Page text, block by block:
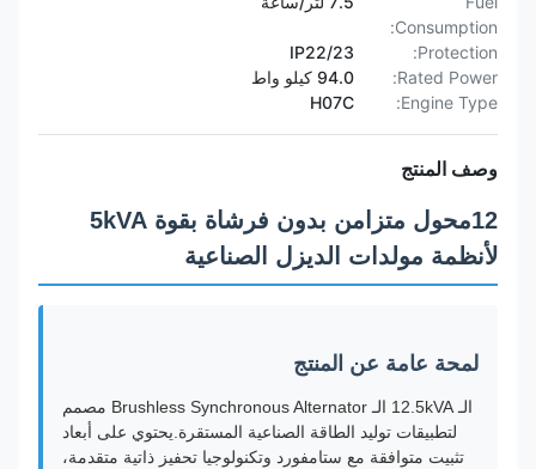
Consumption:
Protection:
IP22/23
Rated Power:
94.0 كيلو واط
Engine Type:
H07C
وصف المنتج
12محول متزامن بدون فرشاة بقوة 5kVA
لأنظمة مولدات الديزل الصناعية
لمحة عامة عن المنتج
الـ 12.5kVA الـ Brushless Synchronous Alternator مصمم
لتطبيقات توليد الطاقة الصناعية المستقرة.يحتوي على أبعاد
تثبيت متوافقة مع ستامفورد وتكنولوجيا تحفيز ذاتية متقدمة،